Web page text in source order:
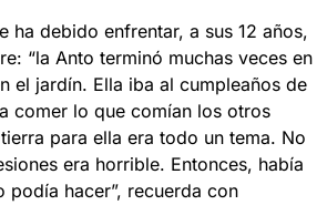
ha debido enfrentar, a sus 12 años,
“la Anto terminó muchas veces en
el jardín. Ella iba al cumpleaños de
comer lo que comían los otros
para ella era todo un tema. No
era horrible. Entonces, había
podía hacer”, recuerda con